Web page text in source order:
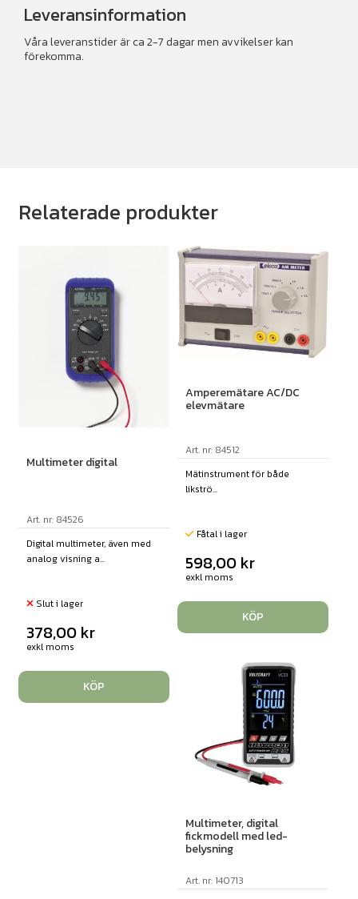
Leveransinformation
Våra leveranstider är ca 2-7 dagar men avvikelser kan
förekomma.
Relaterade produkter
Multimeter digital
Art. nr: 84526
Digital multimeter, även med
analog visning a...
Slut i lager
378,00 kr
exkl moms
KÖP
Amperemätare AC/DC
elevmätare
Art. nr: 84512
Mätinstrument för både
likströ...
Fåtal i lager
598,00 kr
exkl moms
KÖP
Multimeter, digital
fickmodell med led-
belysning
Art. nr: 140713